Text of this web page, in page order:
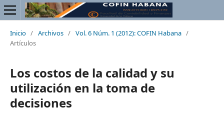
Inicio / Archivos / Vol. 6 Núm. 1 (2012): COFIN Habana /
Artículos
Los costos de la calidad y su
utilización en la toma de
decisiones